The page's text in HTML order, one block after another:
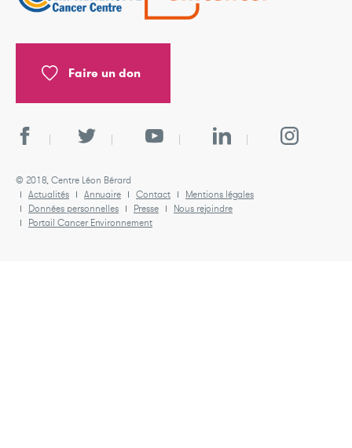
Faire un don
© 2018, Centre Léon Bérard
Actualités
Annuaire Contact
Mentions légales
Données personnelles
Presse
Nous rejoindre
Portail Cancer Environnement